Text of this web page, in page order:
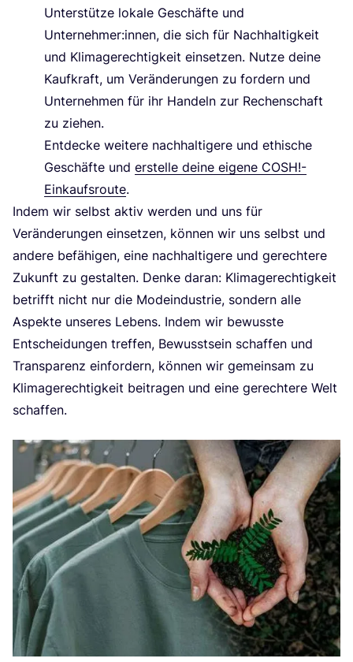
Unter­stüt­ze loka­le Geschäf­te und
Unternehmer:innen, die sich für Nach­hal­tig­keit
und Kli­ma­ge­rech­tig­keit ein­set­zen. Nut­ze dei­ne
Kauf­kraft, um Ver­än­de­run­gen zu for­dern und
Unter­neh­men für ihr Han­deln zur Rechen­schaft
zu zie­hen.
Ent­de­cke wei­te­re nach­hal­ti­ge­re und ethi­sche
Geschäf­te und erstel­le dei­ne eige­ne COSH!-
Einkaufsroute.
Indem wir selbst aktiv wer­den und uns für
Ver­än­de­run­gen ein­set­zen, kön­nen wir uns selbst und
ande­re befä­hi­gen, eine nach­hal­ti­ge­re und gerech­te­re
Zukunft zu gestal­ten. Den­ke dar­an: Kli­ma­ge­rech­tig­keit
betrifft nicht nur die Mode­indus­trie, son­dern alle
Aspek­te unse­res Lebens. Indem wir bewuss­te
Ent­schei­dun­gen tref­fen, Bewusst­sein schaf­fen und
Trans­pa­renz ein­for­dern, kön­nen wir gemein­sam zu
Kli­ma­ge­rech­tig­keit bei­tra­gen und eine gerech­te­re Welt
schaffen.